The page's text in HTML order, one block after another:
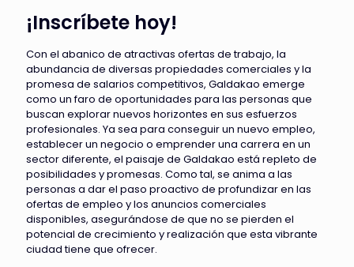
¡Inscríbete hoy!
Con el abanico de atractivas ofertas de trabajo, la
abundancia de diversas propiedades comerciales y la
promesa de salarios competitivos, Galdakao emerge
como un faro de oportunidades para las personas que
buscan explorar nuevos horizontes en sus esfuerzos
profesionales. Ya sea para conseguir un nuevo empleo,
establecer un negocio o emprender una carrera en un
sector diferente, el paisaje de Galdakao está repleto de
posibilidades y promesas. Como tal, se anima a las
personas a dar el paso proactivo de profundizar en las
ofertas de empleo y los anuncios comerciales
disponibles, asegurándose de que no se pierden el
potencial de crecimiento y realización que esta vibrante
ciudad tiene que ofrecer.